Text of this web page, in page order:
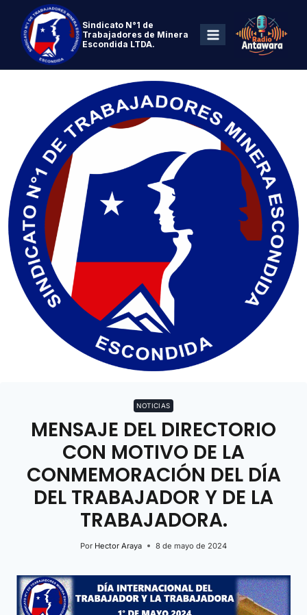
Sindicato N°1 de
Trabajadores de Minera
Escondida LTDA.
NOTICIAS
MENSAJE DEL DIRECTORIO
CON MOTIVO DE LA
CONMEMORACIÓN DEL DÍA
DEL TRABAJADOR Y DE LA
TRABAJADORA.
Por Hector Araya 8 de mayo de 2024